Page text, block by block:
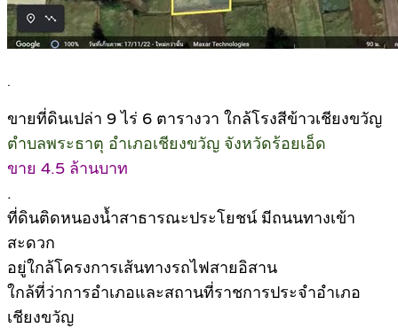
.
ขายที่ดินเปล่า 9 ไร่ 6 ตารางวา ใกล้โรงสีข้าวเชียงขวัญ
ตำบลพระธาตุ อำเภอเชียงขวัญ จังหวัดร้อยเอ็ด
ขาย 4.5 ล้านบาท
.
ที่ดินติดหนองน้ำสาธารณะประโยชน์ มีถนนทางเข้า
สะดวก
อยู่ใกล้โครงการเส้นทางรถไฟสายอิสาน
ใกล้ที่ว่าการอำเภอและสถานที่ราชการประจำอำเภอ
เชียงขวัญ